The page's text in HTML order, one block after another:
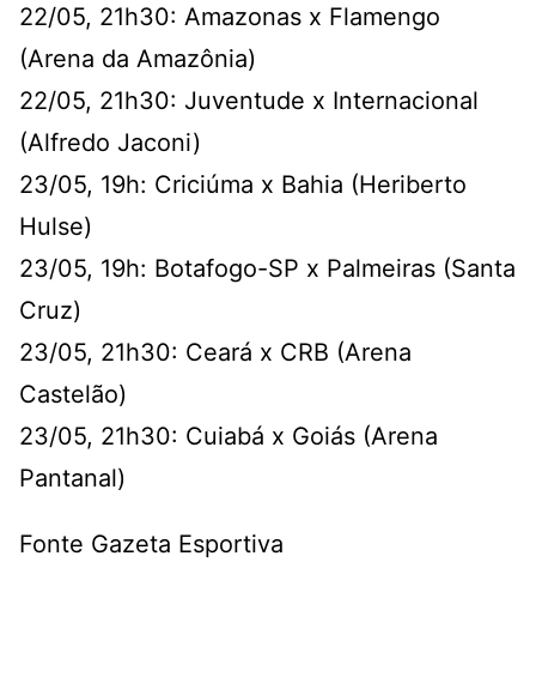
22/05, 21h30: Amazonas x Flamengo
(Arena da Amazônia)
22/05, 21h30: Juventude x Internacional
(Alfredo Jaconi)
23/05, 19h: Criciúma x Bahia (Heriberto
Hulse)
23/05, 19h: Botafogo-SP x Palmeiras (Santa
Cruz)
23/05, 21h30: Ceará x CRB (Arena
Castelão)
23/05, 21h30: Cuiabá x Goiás (Arena
Pantanal)
Fonte Gazeta Esportiva